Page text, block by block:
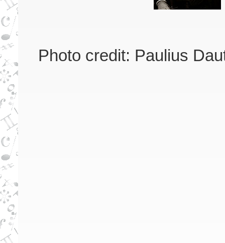
Photo credit: Paulius